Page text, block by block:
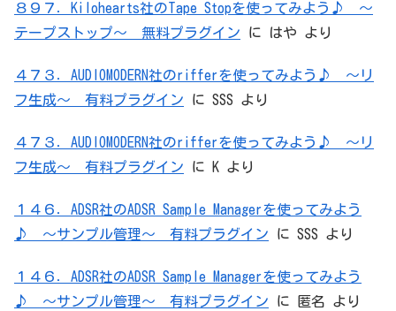
８９７．Kilohearts社のTape Stopを使ってみよう♪ ～
テープストップ～ 無料プラグイン に はや より
４７３．AUDIOMODERN社のrifferを使ってみよう♪ ～リ
フ生成～ 有料プラグイン に SSS より
４７３．AUDIOMODERN社のrifferを使ってみよう♪ ～リ
フ生成～ 有料プラグイン に K より
１４６．ADSR社のADSR Sample Managerを使ってみよう
♪ ～サンプル管理～ 有料プラグイン に SSS より
１４６．ADSR社のADSR Sample Managerを使ってみよう
♪ ～サンプル管理～ 有料プラグイン に 匿名 より